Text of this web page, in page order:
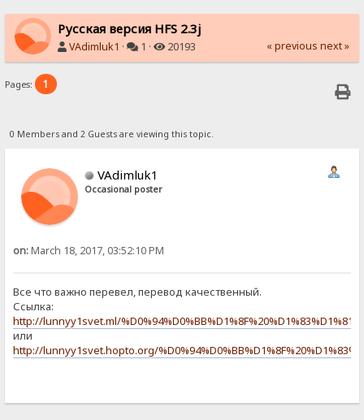
Русская версия HFS 2.3j
VAdimluk1 · 1 · 20193 « previous next »
Pages: 1
0 Members and 2 Guests are viewing this topic.
VAdimluk1
Occasional poster
on:March 18, 2017, 03:52:10 PM
Все что важно перевел, перевод качественный.
Ссылка:
http://lunnyy1svet.ml/
или
http://lunnyy1svet.hopto.org/